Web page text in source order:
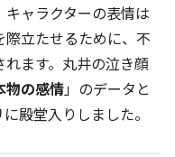
ャラクターの表情は
際立たせるために、不
ます。丸井の泣き顔
物の感情」のデータと
殿堂入りしました。